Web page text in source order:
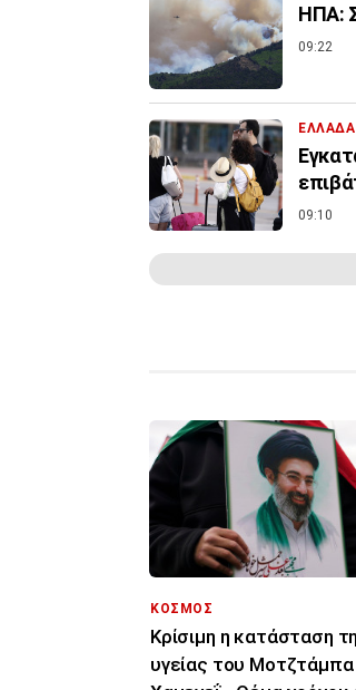
ΗΠΑ:
09:22
ΕΛΛΑΔΑ
09:10
ΚΟΣΜΟΣ
Κρίσιμη η κατάσταση
υγείας του Μοτζτάμπα